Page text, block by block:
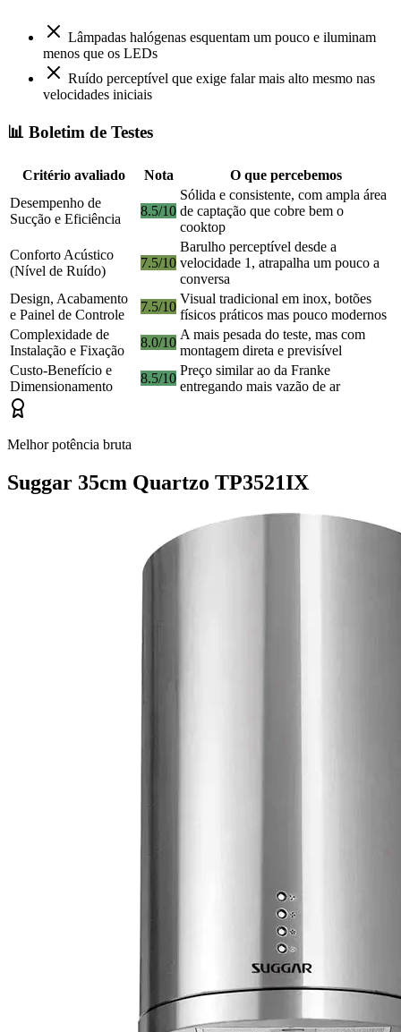
Lâmpadas halógenas esquentam um pouco e iluminam
menos que os LEDs
Ruído perceptível que exige falar mais alto mesmo nas
velocidades iniciais
📊 Boletim de Testes
Critério avaliado Nota
O que percebemos
Desempenho de
Sucção e Eficiência
8.5/10
Sólida e consistente, com ampla área
de captação que cobre bem o
cooktop
Conforto Acústico
(Nível de Ruído)
7.5/10
Barulho perceptível desde a
velocidade 1, atrapalha um pouco a
conversa
Design, Acabamento
e Painel de Controle
7.5/10
Visual tradicional em inox, botões
físicos práticos mas pouco modernos
Complexidade de
Instalação e Fixação
8.0/10
A mais pesada do teste, mas com
montagem direta e previsível
Custo-Benefício e
Dimensionamento
8.5/10
Preço similar ao da Franke
entregando mais vazão de ar
Melhor potência bruta
Suggar 35cm Quartzo TP3521IX